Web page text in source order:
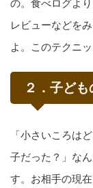
の。食べログよ
レビューなどを
よ。このテクニ
２．子ど
「小さいころは
子だった？」な
す。お相手の現